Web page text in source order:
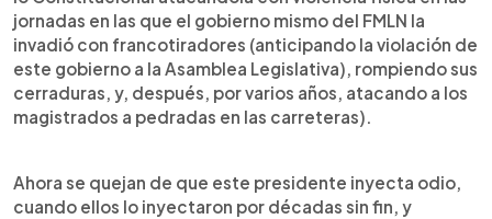
jornadas en las que el gobierno mismo del FMLN la
invadió con francotiradores (anticipando la violación de
este gobierno a la Asamblea Legislativa), rompiendo sus
cerraduras, y, después, por varios años, atacando a los
magistrados a pedradas en las carreteras).
Ahora se quejan de que este presidente inyecta odio,
cuando ellos lo inyectaron por décadas sin fin, y